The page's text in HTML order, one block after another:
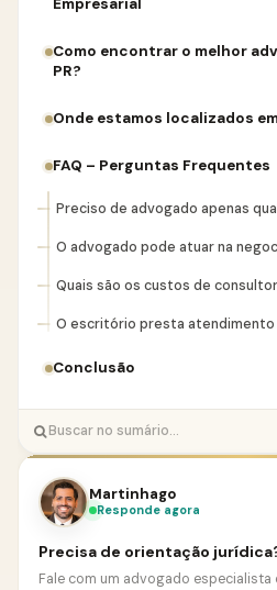
Empresarial
Como encontrar o melhor
PR?
Onde estamos localizados
FAQ – Perguntas Frequentes
Preciso de advogado apenas
O advogado pode atuar na
Quais são os custos de
O escritório presta atendimento
Conclusão
Martinhago
Responde agora
Precisa de orientação
Fale com um advogado